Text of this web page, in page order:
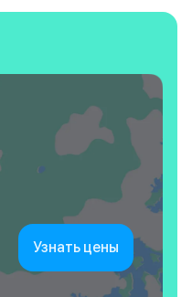
Узнать цены